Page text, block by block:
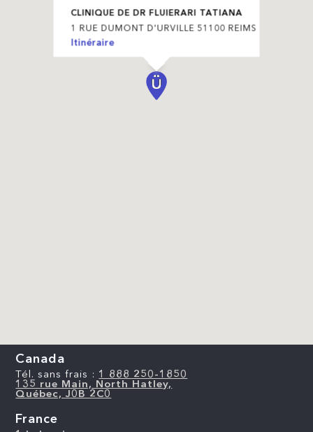
CLINIQUE DE DR FLUIERARI TATIANA
1 RUE DUMONT D'URVILLE 51100 REIMS
Itinéraire
Canada
Tél. sans frais : 1 888 250-1850
135 rue Main, North Hatley,
Québec, J0B 2C0
France